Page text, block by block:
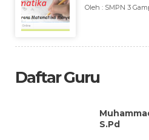
Oleh : SMPN 3
Daftar Guru
S.Pd